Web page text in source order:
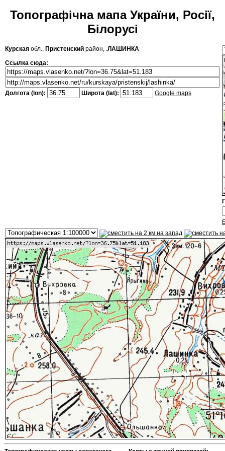
Топографічна мапа України, Росії,
Білорусі
Курская обл., Пристенский район, .ЛАШИНКА
Ссылка сюда:
Долгота (lon): Широта (lat): Google maps